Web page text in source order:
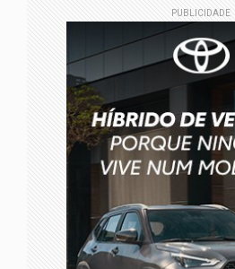
PUBLICIDADE